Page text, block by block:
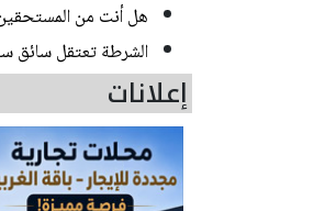
هل أنت من
الشرطة تعتقل سائق سيارة أجرة
إعلانات